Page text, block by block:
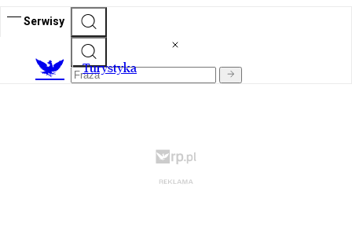
Serwisy
Turystyka